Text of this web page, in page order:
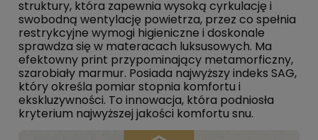
struktury, która zapewnia wysoką cyrkulację i
swobodną wentylację powietrza, przez co spełnia
restrykcyjne wymogi higieniczne i doskonale
sprawdza się w materacach luksusowych. Ma
efektowny print przypominający metamorficzny,
szarobiały marmur. Posiada najwyższy indeks SAG,
który określa pomiar stopnia komfortu i
ekskluzywności. To innowacja, która podniosła
kryterium najwyższej jakości komfortu snu.